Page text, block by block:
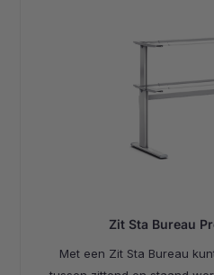
Zit Sta Bureau
Met een Zit Sta Bureau